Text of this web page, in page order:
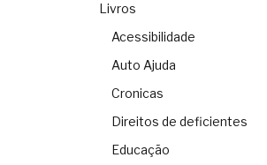
Livros
Acessibilidade
Auto Ajuda
Cronicas
Direitos de deficientes
Educação